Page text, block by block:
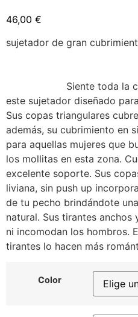
46,00 €
sujetador de gran
Siente toda la
este sujetador diseñado
Sus copas triangulares
además, su cubrimiento en
para aquellas mujeres que
los mollitas en esta zona.
excelente soporte. Sus
liviana, sin push up
de tu pecho brindándote
natural. Sus tirantes
ni incomodan los hombros.
tirantes lo hacen más
Color